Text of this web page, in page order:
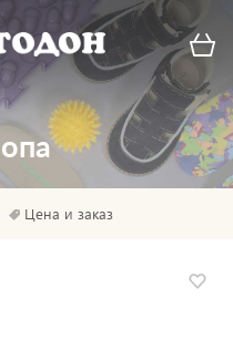
Цена и заказ